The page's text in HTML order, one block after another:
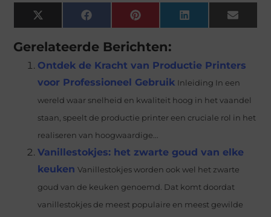
X
(Twitter)
FacebookPinterestLinkedInEmail
Gerelateerde Berichten:
Ontdek de Kracht van Productie Printers
voor Professioneel Gebruik Inleiding In een
wereld waar snelheid en kwaliteit hoog in het vaandel
staan, speelt de productie printer een cruciale rol in het
realiseren van hoogwaardige...
Vanillestokjes: het zwarte goud van elke
keuken Vanillestokjes worden ook wel het zwarte
goud van de keuken genoemd. Dat komt doordat
vanillestokjes de meest populaire en meest gewilde